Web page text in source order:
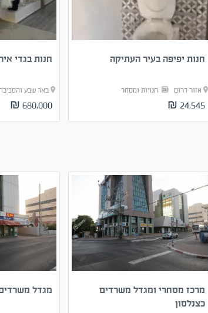
חנות יפיפה בעיר העתיקה
אזור דרום חנויות ומסחר
24,545 ₪
חנות בגדי
באר שבע
680,000 ₪
מרכז מסחרי ומגדל משרדים
כצנלסון
מגדל משרדים